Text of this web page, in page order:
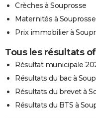
Crèches à Souprosse
Maternités à Souprosse
Prix immobilier à
Tous les résultats
Résultat municipale
Résultats du bac à
Résultats du brevet à
Résultats du BTS à